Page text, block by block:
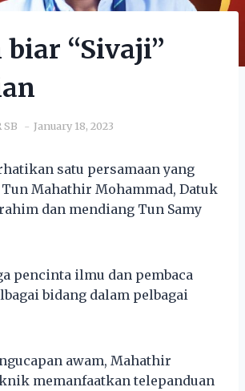
biar “Sivaji”
SB January 18, 2023
satu persamaan yang
Mahathir Mohammad, Datuk
dan mendiang Tun Samy
pencinta ilmu dan pembaca
bidang dalam pelbagai
awam, Mahathir
memanfaatkan telepanduan